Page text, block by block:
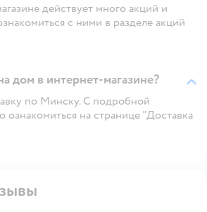
действует много акций и
с ними в разделе акций
дом в интернет-магазине?
по Минску. С подробной
на странице "Доставка